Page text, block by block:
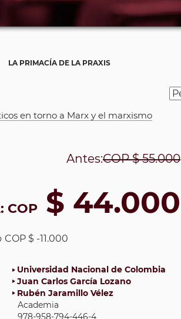
LA PRIMACÍA DE LA PRAXIS
en torno a Marx y el marxismo
Antes:COP$ 55.000
COP $ 44.000
COP $ -11.000
Universidad Nacional de Colombia
Juan Carlos García Lozano
Rubén Jaramillo Vélez
Academia
978-958-794-446-4